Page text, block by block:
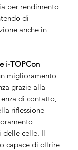
per rendimento
di
anche in
i-TOPCon
miglioramento
grazie alla
di contatto,
riflessione
celle. Il
capace di offrire